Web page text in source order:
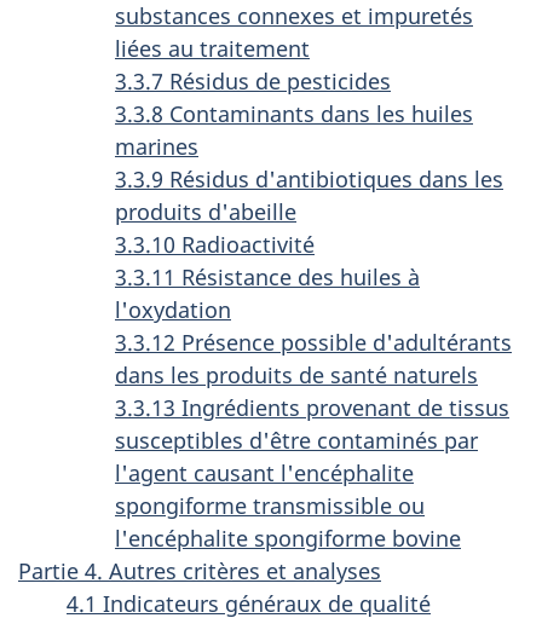
substances connexes et impuretés
liées au traitement
3.3.7 Résidus de pesticides
3.3.8 Contaminants dans les huiles
marines
3.3.9 Résidus d'antibiotiques dans les
produits d'abeille
3.3.10 Radioactivité
3.3.11 Résistance des huiles à
l'oxydation
3.3.12 Présence possible d'adultérants
dans les produits de santé naturels
3.3.13 Ingrédients provenant de tissus
susceptibles d'être contaminés par
l'agent causant l'encéphalite
spongiforme transmissible ou
l'encéphalite spongiforme bovine
Partie 4. Autres critères et analyses
4.1 Indicateurs généraux de qualité